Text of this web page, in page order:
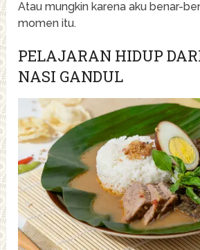
Atau mungkin karena aku benar-
momen itu.
PELAJARAN HIDUP
NASI GANDUL